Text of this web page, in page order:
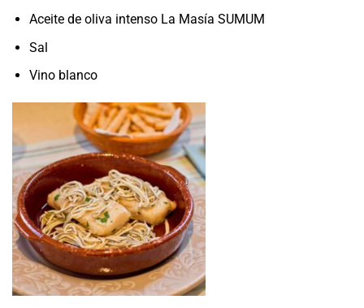
Aceite de oliva intenso La Masía SUMUM
Sal
Vino blanco